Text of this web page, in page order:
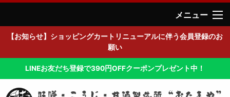
メニュー
【お知らせ】ショッピングカートリニューアルに伴う会員登録のお
願い
LINEお友だち登録で390円OFFクーポンプレゼント中！